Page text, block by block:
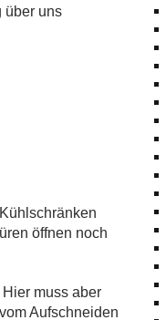
über uns
öffnen noch
muss aber
Aufschneiden